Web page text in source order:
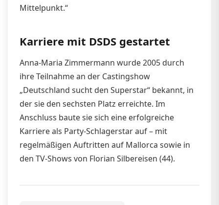
Mittelpunkt.“
Karriere mit DSDS gestartet
Anna-Maria Zimmermann wurde 2005 durch
ihre Teilnahme an der Castingshow
„Deutschland sucht den Superstar“ bekannt, in
der sie den sechsten Platz erreichte. Im
Anschluss baute sie sich eine erfolgreiche
Karriere als Party-Schlagerstar auf – mit
regelmäßigen Auftritten auf Mallorca sowie in
den TV-Shows von Florian Silbereisen (44).